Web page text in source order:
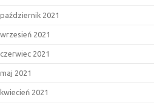
październik 2021
wrzesień 2021
czerwiec 2021
maj 2021
kwiecień 2021